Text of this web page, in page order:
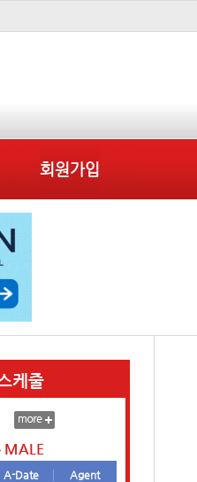
회원가입
케줄
MALE
A-Date Agent